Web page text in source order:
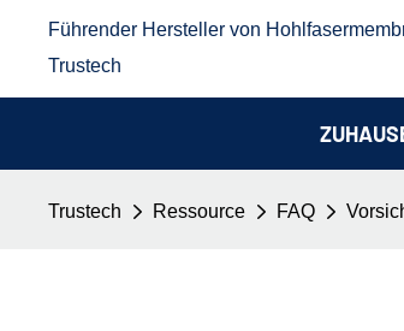
Führender Hersteller von
Trustech
Trustech Ressource FAQ